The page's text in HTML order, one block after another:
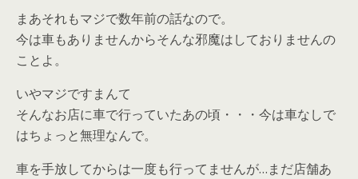
まあそれもマジで数年前の話なので。
今は車もありませんからそんな邪魔はしておりませんの
ことよ。
いやマジですまんて
そんなお店に車で行っていたあの頃・・・今は車なしで
はちょっと無理なんで。
車を手放してからは一度も行ってませんが…まだ店舗あ